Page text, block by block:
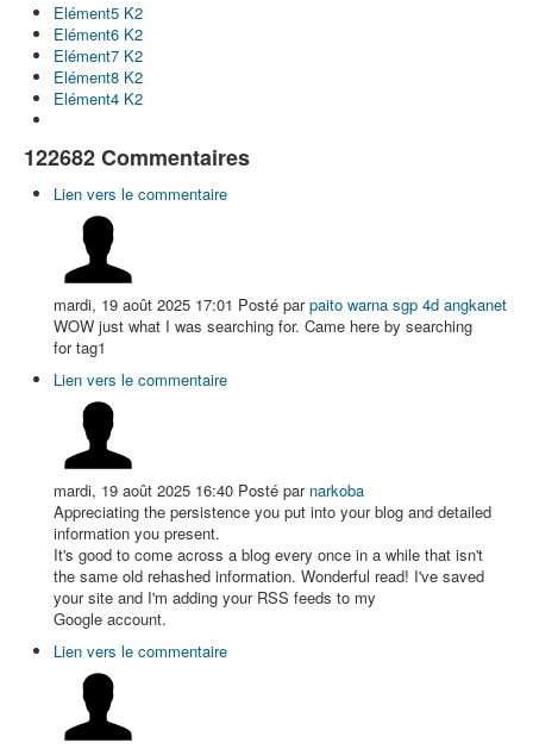
Elément5 K2
Elément6 K2
Elément7 K2
Elément8 K2
Elément4 K2
122682Commentaires
Lien vers le commentaire
mardi, 19 août 2025 17:01 Posté parpaito warna sgp 4d angkanet
WOW just what I was searching for. Came here by searching
for tag1
Lien vers le commentaire
mardi, 19 août 2025 16:40 Posté par narkoba
Appreciating the persistence you put into your blog and detailed
information you present.
It's good to come across a blog every once in a while that isn't
the same old rehashed information. Wonderful read! I've saved
your site and I'm adding your RSS feeds to my
Google account.
Lien vers le commentaire